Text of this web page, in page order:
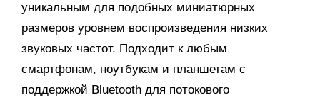
уникальным для подобных миниатюрных
размеров уровнем воспроизведения низких
звуковых частот. Подходит к любым
смартфонам, ноутбукам и планшетам с
поддержкой Bluetooth для потокового